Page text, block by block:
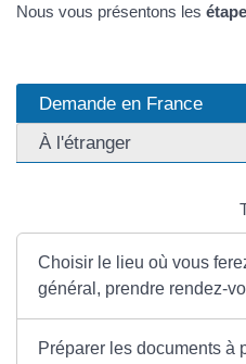
Nous vous présentons les
Demande en France
À l'étranger
Choisir le lieu où vous
général, prendre rendez-
Préparer les documents à